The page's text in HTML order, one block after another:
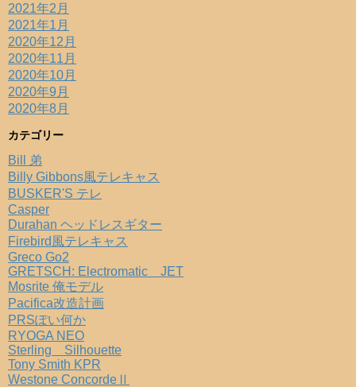
2021年2月
2021年1月
2020年12月
2020年11月
2020年10月
2020年9月
2020年8月
カテゴリー
Bill 弟
Billy Gibbons風テレキャス
BUSKER'S テレ
Casper
Durahan ヘッドレスギター
Firebird風テレキャス
Greco Go2
GRETSCH: Electromatic JET
Mosrite 俺モデル
Pacifica改造計画
PRSぽい何か
RYOGA NEO
Sterling Silhouette
Tony Smith KPR
Westone ConcordeⅡ